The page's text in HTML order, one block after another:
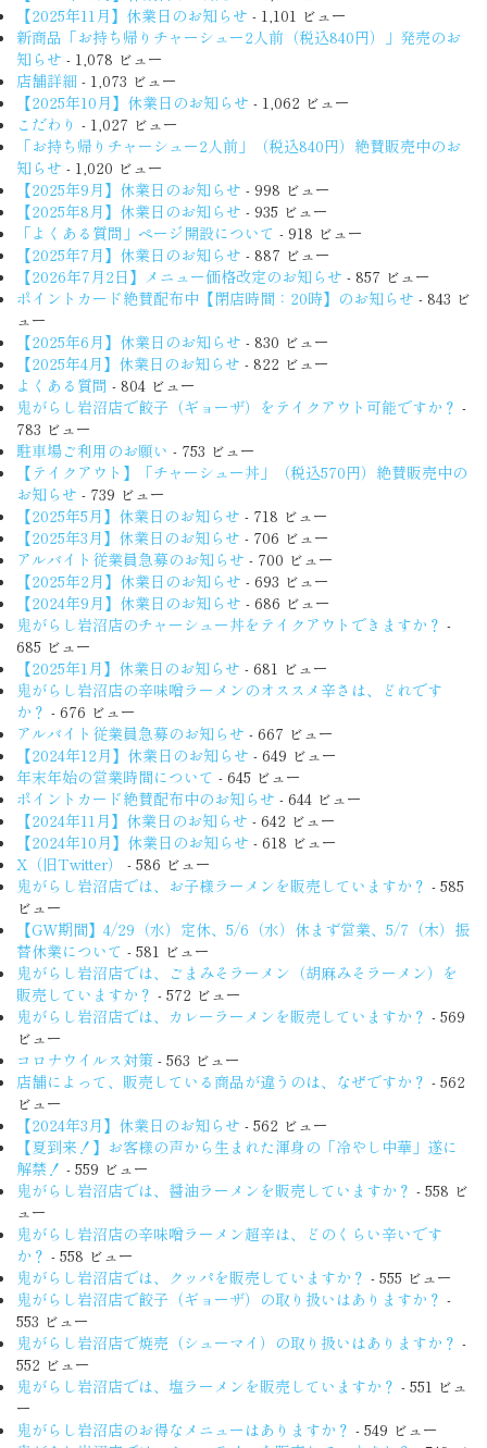
【2025年11月】休業日のお知らせ - 1,101 ビュー
新商品「お持ち帰りチャーシュー2人前（税込840円）」発売のお
知らせ - 1,078 ビュー
店舗詳細 - 1,073 ビュー
【2025年10月】休業日のお知らせ - 1,062 ビュー
こだわり - 1,027 ビュー
「お持ち帰りチャーシュー2人前」（税込840円）絶賛販売中のお
知らせ - 1,020 ビュー
【2025年9月】休業日のお知らせ - 998 ビュー
【2025年8月】休業日のお知らせ - 935 ビュー
「よくある質問」ページ開設について - 918 ビュー
【2025年7月】休業日のお知らせ - 887 ビュー
【2026年7月2日】メニュー価格改定のお知らせ - 857 ビュー
ポイントカード絶賛配布中【閉店時間：20時】のお知らせ - 843 ビ
ュー
【2025年6月】休業日のお知らせ - 830 ビュー
【2025年4月】休業日のお知らせ - 822 ビュー
よくある質問 - 804 ビュー
鬼がらし岩沼店で餃子（ギョーザ）をテイクアウト可能ですか？ -
783 ビュー
駐車場ご利用のお願い - 753 ビュー
【テイクアウト】「チャーシュー丼」（税込570円）絶賛販売中の
お知らせ - 739 ビュー
【2025年5月】休業日のお知らせ - 718 ビュー
【2025年3月】休業日のお知らせ - 706 ビュー
アルバイト従業員急募のお知らせ - 700 ビュー
【2025年2月】休業日のお知らせ - 693 ビュー
【2024年9月】休業日のお知らせ - 686 ビュー
鬼がらし岩沼店のチャーシュー丼をテイクアウトできますか？ -
685 ビュー
【2025年1月】休業日のお知らせ - 681 ビュー
鬼がらし岩沼店の辛味噌ラーメンのオススメ辛さは、どれです
か？ - 676 ビュー
アルバイト従業員急募のお知らせ - 667 ビュー
【2024年12月】休業日のお知らせ - 649 ビュー
年末年始の営業時間について - 645 ビュー
ポイントカード絶賛配布中のお知らせ - 644 ビュー
【2024年11月】休業日のお知らせ - 642 ビュー
【2024年10月】休業日のお知らせ - 618 ビュー
X（旧Twitter）
- 586 ビュー
鬼がらし岩沼店では、お子様ラーメンを販売していますか？ - 585
ビュー
【GW期間】4/29（水）定休、5/6（水）休まず営業、5/7（木）振
替休業について - 581 ビュー
鬼がらし岩沼店では、ごまみそラーメン（胡麻みそラーメン）を
販売していますか？ - 572 ビュー
鬼がらし岩沼店では、カレーラーメンを販売していますか？ - 569
ビュー
コロナウイルス対策 - 563 ビュー
店舗によって、販売している商品が違うのは、なぜですか？ - 562
ビュー
【2024年3月】休業日のお知らせ - 562 ビュー
【夏到来！】お客様の声から生まれた渾身の「冷やし中華」遂に
解禁！ - 559 ビュー
鬼がらし岩沼店では、醤油ラーメンを販売していますか？ - 558 ビ
ュー
鬼がらし岩沼店の辛味噌ラーメン超辛は、どのくらい辛いです
か？ - 558 ビュー
鬼がらし岩沼店では、クッパを販売していますか？ - 555 ビュー
鬼がらし岩沼店で餃子（ギョーザ）の取り扱いはありますか？ -
553 ビュー
鬼がらし岩沼店で焼売（シューマイ）の取り扱いはありますか？ -
552 ビュー
鬼がらし岩沼店では、塩ラーメンを販売していますか？ - 551 ビュ
ー
鬼がらし岩沼店のお得なメニューはありますか？ - 549 ビュー